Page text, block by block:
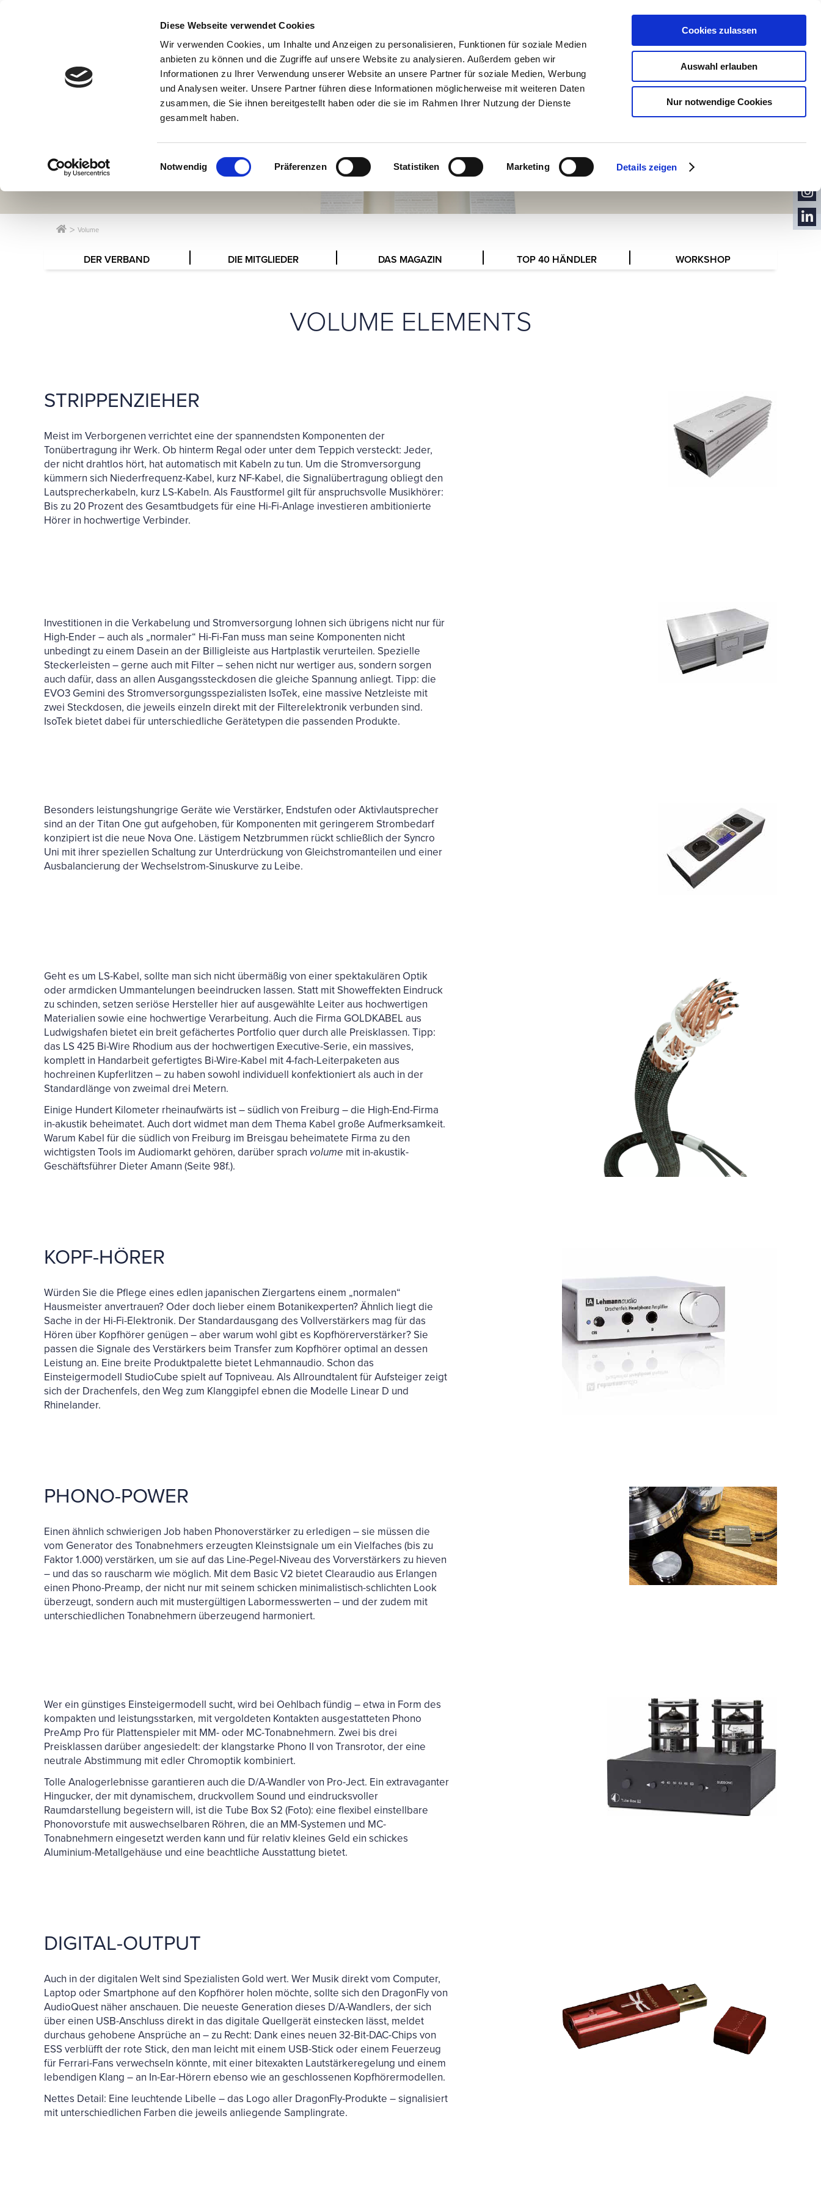
Diese Webseite verwendet Cookies
Wir verwenden Cookies, um Inhalte und Anzeigen zu personalisieren, Funktionen für soziale Medien
anbieten zu können und die Zugriffe auf unsere Website zu analysieren. Außerdem geben wir
Informationen zu Ihrer Verwendung unserer Website an unsere Partner für soziale Medien, Werbung
und Analysen weiter. Unsere Partner führen diese Informationen möglicherweise mit weiteren Daten
zusammen, die Sie ihnen bereitgestellt haben oder die sie im Rahmen Ihrer Nutzung der Dienste
gesammelt haben.
Einwilligungsauswahl
Notwendig Präferenzen Statistiken Marketing Details zeigen
Cookies zulassen
Auswahl erlauben
Nur notwendige Cookies
NEWS
Volume
DER VERBAND DIE MITGLIEDER DAS MAGAZIN TOP 40 HÄNDLER WORKSHOP
VOLUME ELEMENTS
STRIPPENZIEHER
Meist im Verborgenen verrichtet eine der spannendsten Komponenten der
Tonübertragung ihr Werk. Ob hinterm Regal oder unter dem Teppich versteckt: Jeder,
der nicht drahtlos hört, hat automatisch mit Kabeln zu tun. Um die Stromversorgung
kümmern sich Niederfrequenz-Kabel, kurz NF-Kabel, die Signalübertragung obliegt den
Lautsprecherkabeln, kurz LS-Kabeln. Als Faustformel gilt für anspruchsvolle Musikhörer:
Bis zu 20 Prozent des Gesamtbudgets für eine Hi-Fi-Anlage investieren ambitionierte
Hörer in hochwertige Verbinder.
Investitionen in die Verkabelung und Stromversorgung lohnen sich übrigens nicht nur für
High-Ender – auch als „normaler“ Hi-Fi-Fan muss man seine Komponenten nicht
unbedingt zu einem Dasein an der Billigleiste aus Hartplastik verurteilen. Spezielle
Steckerleisten – gerne auch mit Filter – sehen nicht nur wertiger aus, sondern sorgen
auch dafür, dass an allen Ausgangssteckdosen die gleiche Spannung anliegt. Tipp: die
EVO3 Gemini des Stromversorgungsspezialisten IsoTek, eine massive Netzleiste mit
zwei Steckdosen, die jeweils einzeln direkt mit der Filterelektronik verbunden sind.
IsoTek bietet dabei für unterschiedliche Gerätetypen die passenden Produkte.
Besonders leistungshungrige Geräte wie Verstärker, Endstufen oder Aktivlautsprecher
sind an der Titan One gut aufgehoben, für Komponenten mit geringerem Strombedarf
konzipiert ist die neue Nova One. Lästigem Netzbrummen rückt schließlich der Syncro
Uni mit ihrer speziellen Schaltung zur Unterdrückung von Gleichstromanteilen und einer
Ausbalancierung der Wechselstrom-Sinuskurve zu Leibe.
Geht es um LS-Kabel, sollte man sich nicht übermäßig von einer spektakulären Optik
oder armdicken Ummantelungen beeindrucken lassen. Statt mit Showeffekten Eindruck
zu schinden, setzen seriöse Hersteller hier auf ausgewählte Leiter aus hochwertigen
Materialien sowie eine hochwertige Verarbeitung. Auch die Firma GOLDKABEL aus
Ludwigshafen bietet ein breit gefächertes Portfolio quer durch alle Preisklassen. Tipp:
das LS 425 Bi-Wire Rhodium aus der hochwertigen Executive-Serie, ein massives,
komplett in Handarbeit gefertigtes Bi-Wire-Kabel mit 4-fach-Leiterpaketen aus
hochreinen Kupferlitzen – zu haben sowohl individuell konfektioniert als auch in der
Standardlänge von zweimal drei Metern.
Einige Hundert Kilometer rheinaufwärts ist – südlich von Freiburg – die High-End-Firma
in-akustik beheimatet. Auch dort widmet man dem Thema Kabel große Aufmerksamkeit.
Warum Kabel für die südlich von Freiburg im Breisgau beheimatete Firma zu den
wichtigsten Tools im Audiomarkt gehören, darüber sprach volume mit in-akustik-
Geschäftsführer Dieter Amann (Seite 98f.).
KOPF-HÖRER
Würden Sie die Pflege eines edlen japanischen Ziergartens einem „normalen“
Hausmeister anvertrauen? Oder doch lieber einem Botanikexperten? Ähnlich liegt die
Sache in der Hi-Fi-Elektronik. Der Standardausgang des Vollverstärkers mag für das
Hören über Kopfhörer genügen – aber warum wohl gibt es Kopfhörerverstärker? Sie
passen die Signale des Verstärkers beim Transfer zum Kopfhörer optimal an dessen
Leistung an. Eine breite Produktpalette bietet Lehmannaudio. Schon das
Einsteigermodell StudioCube spielt auf Topniveau. Als Allroundtalent für Aufsteiger zeigt
sich der Drachenfels, den Weg zum Klanggipfel ebnen die Modelle Linear D und
Rhinelander.
PHONO-POWER
Einen ähnlich schwierigen Job haben Phonoverstärker zu erledigen – sie müssen die
vom Generator des Tonabnehmers erzeugten Kleinstsignale um ein Vielfaches (bis zu
Faktor 1.000) verstärken, um sie auf das Line-Pegel-Niveau des Vorverstärkers zu hieven
– und das so rauscharm wie möglich. Mit dem Basic V2 bietet Clearaudio aus Erlangen
einen Phono-Preamp, der nicht nur mit seinem schicken minimalistisch-schlichten Look
überzeugt, sondern auch mit mustergültigen Labormesswerten – und der zudem mit
unterschiedlichen Tonabnehmern überzeugend harmoniert.
Wer ein günstiges Einsteigermodell sucht, wird bei Oehlbach fündig – etwa in Form des
kompakten und leistungsstarken, mit vergoldeten Kontakten ausgestatteten Phono
PreAmp Pro für Plattenspieler mit MM- oder MC-Tonabnehmern. Zwei bis drei
Preisklassen darüber angesiedelt: der klangstarke Phono II von Transrotor, der eine
neutrale Abstimmung mit edler Chromoptik kombiniert.
Tolle Analogerlebnisse garantieren auch die D/A-Wandler von Pro-Ject. Ein extravaganter
Hingucker, der mit dynamischem, druckvollem Sound und eindrucksvoller
Raumdarstellung begeistern will, ist die Tube Box S2 (Foto): eine flexibel einstellbare
Phonovorstufe mit auswechselbaren Röhren, die an MM-Systemen und MC-
Tonabnehmern eingesetzt werden kann und für relativ kleines Geld ein schickes
Aluminium-Metallgehäuse und eine beachtliche Ausstattung bietet.
DIGITAL-OUTPUT
Auch in der digitalen Welt sind Spezialisten Gold wert. Wer Musik direkt vom Computer,
Laptop oder Smartphone auf den Kopfhörer holen möchte, sollte sich den DragonFly von
AudioQuest näher anschauen. Die neueste Generation dieses D/A-Wandlers, der sich
über einen USB-Anschluss direkt in das digitale Quellgerät einstecken lässt, meldet
durchaus gehobene Ansprüche an – zu Recht: Dank eines neuen 32-Bit-DAC-Chips von
ESS verblüfft der rote Stick, den man leicht mit einem USB-Stick oder einem Feuerzeug
für Ferrari-Fans verwechseln könnte, mit einer bitexakten Lautstärkeregelung und einem
lebendigen Klang – an In-Ear-Hörern ebenso wie an geschlossenen Kopfhörermodellen.
Nettes Detail: Eine leuchtende Libelle – das Logo aller DragonFly-Produkte – signalisiert
mit unterschiedlichen Farben die jeweils anliegende Samplingrate.
EFACE
BOO
K
INST
AGR